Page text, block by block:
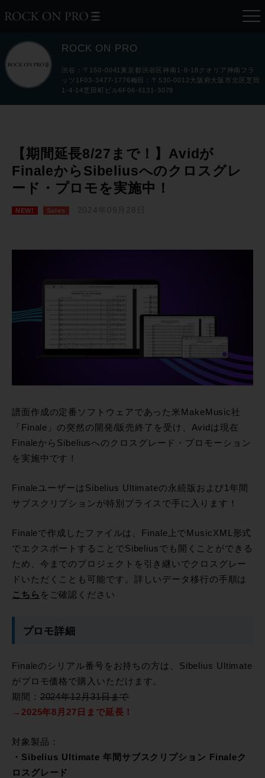
ROCK ON PRO
渋谷：〒150-0041東京都渋谷区神南1-8-18クオリア神南フラ
ッツ1F03-3477-1776梅田：〒530-0012大阪府大阪市北区芝田
1-4-14芝田町ビル6F06-6131-3078
【期間延長8/27まで！】Avidが
FinaleからSibeliusへのクロスグレ
ード・プロモを実施中！
NEW! Sales 2024年09月28日
譜面作成の定番ソフトウェアであった米MakeMusic社
「Finale」の突然の開発/販売終了を受け、Avidは現在
FinaleからSibeliusへのクロスグレード・プロモーション
を実施中です！
FinaleユーザーはSibelius Ultimateの永続版および1年間
サブスクリプションが特別プライスで手に入ります！
Finaleで作成したファイルは、Finale上でMusicXML形式
でエクスポートすることでSibeliusでも開くことができる
ため、今までのプロジェクトを引き継いでクロスグレー
ドいただくことも可能です。詳しいデータ移行の手順は
こちら をご確認ください
プロモ詳細
Finaleのシリアル番号をお持ちの方は、Sibelius Ultimate
がプロモ価格で購入いただけます。
期間： 2024年12月31日まで
→2025年8月27日まで延長！
対象製品：
・Sibelius Ultimate 年間サブスクリプション Finaleク
ロスグレード